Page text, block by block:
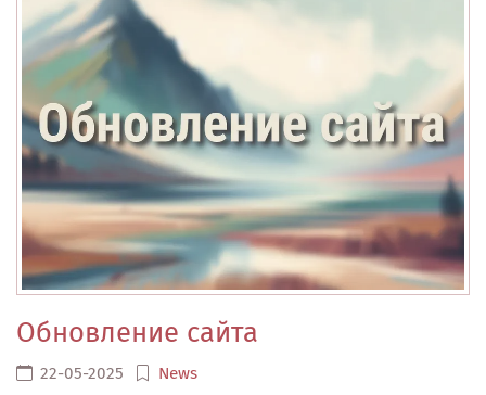
Обновление сайта
22-05-2025 News